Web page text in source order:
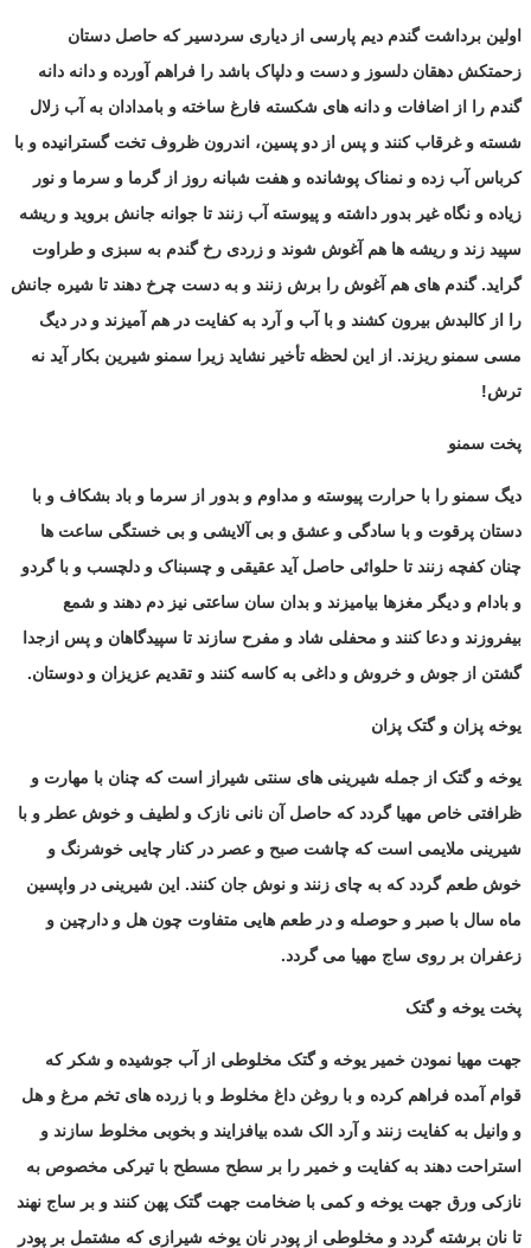
اولین برداشت گندم دیم پارسی از دیاری سردسیر که حاصل دستان
زحمتکش دهقان دلسوز و دست و دلپاک باشد را فراهم آورده و دانه دانه
گندم را از اضافات و دانه های شکسته فارغ ساخته و بامدادان به آب زلال
شسته و غرقاب کنند و پس از دو پسین، اندرون ظروف تخت گسترانیده و با
کرباس آب زده و نمناک پوشانده و هفت شبانه روز از گرما و سرما و نور
زیاده و نگاه غیر بدور داشته و پیوسته آب زنند تا جوانه جانش بروید و ریشه
سپید زند و ریشه ها هم آغوش شوند و زردی رخ گندم به سبزی و طراوت
گراید. گندم های هم آغوش را برش زنند و به دست چرخ دهند تا شیره جانش
را از کالبدش بیرون کشند و با آب و آرد به کفایت در هم آمیزند و در دیگ
مسی سمنو ریزند. از این لحظه تأخیر نشاید زیرا سمنو شیرین بکار آید نه
ترش!
پخت سمنو
دیگ سمنو را با حرارت پیوسته و مداوم و بدور از سرما و باد بشکاف و با
دستان پرقوت و با سادگی و عشق و بی آلایشی و بی خستگی ساعت ها
چنان کفچه زنند تا حلوائی حاصل آید عقیقی و چسبناک و دلچسب و با گردو
و بادام و دیگر مغزها بیامیزند و بدان سان ساعتی نیز دم دهند و شمع
بیفروزند و دعا کنند و محفلی شاد و مفرح سازند تا سپیدگاهان و پس ازجدا
گشتن از جوش و خروش و داغی به کاسه کنند و تقدیم عزیزان و دوستان.
یوخه پزان و گتک پزان
یوخه و گتک از جمله شیرینی های سنتی شیراز است که چنان با مهارت و
ظرافتی خاص مهیا گردد که حاصل آن نانی نازک و لطیف و خوش عطر و با
شیرینی ملایمی است که چاشت صبح و عصر در کنار چایی خوشرنگ و
خوش طعم گردد که به چای زنند و نوش جان کنند. این شیرینی در واپسین
ماه سال با صبر و حوصله و در طعم هایی متفاوت چون هل و دارچین و
زعفران بر روی ساج مهیا می گردد.
پخت یوخه و گتک
جهت مهیا نمودن خمیر یوخه و گتک مخلوطی از آب جوشیده و شکر که
قوام آمده فراهم کرده و با روغن داغ مخلوط و با زرده های تخم مرغ و هل
و وانیل به کفایت زنند و آرد الک شده بیافزایند و بخوبی مخلوط سازند و
استراحت دهند به کفایت و خمیر را بر سطح مسطح با تیرکی مخصوص به
نازکی ورق جهت یوخه و کمی با ضخامت جهت گتک پهن کنند و بر ساج نهند
تا نان برشته گردد و مخلوطی از پودر نان یوخه شیرازی که مشتمل بر پودر